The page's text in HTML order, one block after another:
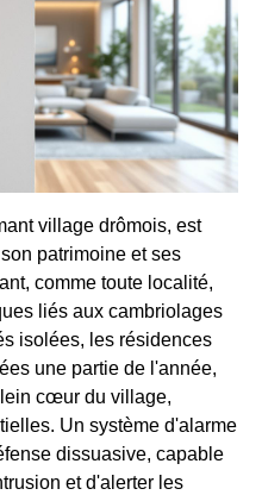
village drômois, est
patrimoine et ses
comme toute localité,
liés aux cambriolages
isolées, les résidences
une partie de l'année,
cœur du village,
Un système d'alarme
dissuasive, capable
et d'alerter les